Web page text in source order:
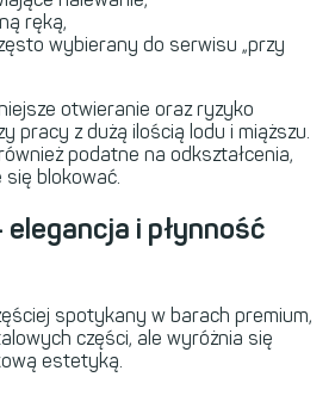
ręką,
wybierany do serwisu „przy
otwieranie oraz ryzyko
pracy z dużą ilością lodu i miąższu.
podatne na odkształcenia,
blokować.
elegancja i płynność
spotykany w barach premium,
części, ale wyróżnia się
estetyką.